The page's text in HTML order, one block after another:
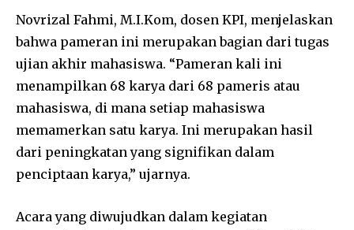
Novrizal Fahmi, M.I.Kom, dosen KPI, menjelaskan
bahwa pameran ini merupakan bagian dari tugas
ujian akhir mahasiswa. “Pameran kali ini
menampilkan 68 karya dari 68 pameris atau
mahasiswa, di mana setiap mahasiswa
memamerkan satu karya. Ini merupakan hasil
dari peningkatan yang signifikan dalam
penciptaan karya,” ujarnya.
Acara yang diwujudkan dalam kegiatan